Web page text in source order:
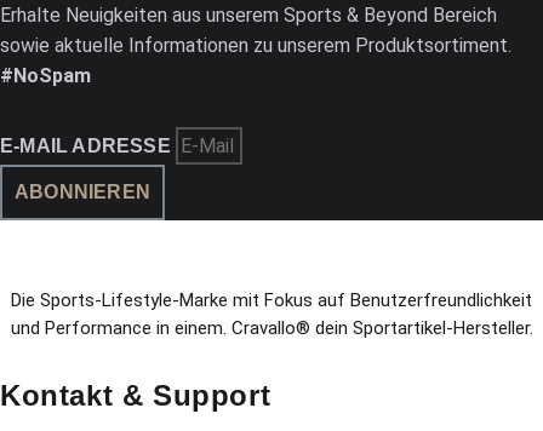
Erhalte Neuigkeiten aus unserem Sports & Beyond Bereich
sowie aktuelle Informationen zu unserem Produktsortiment.
#NoSpam
E-MAIL ADRESSE
ABONNIEREN
Die Sports-Lifestyle-Marke mit Fokus auf Benutzerfreundlichkeit
und Performance in einem. Cravallo® dein Sportartikel-Hersteller.
Kontakt & Support